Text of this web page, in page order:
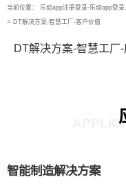
当前位置： 乐动app注册登录-乐动app登录
> DT解决方案-智慧工厂-客户价值
DT解决方案-智慧工厂
智能制造解决方案